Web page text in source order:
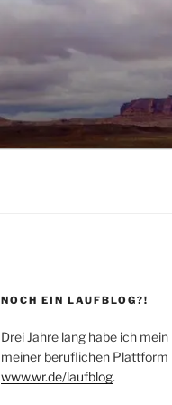
NOCH EIN LAUFBLOG?!
Drei Jahre lang habe ich
meiner beruflichen Plattform
www.wr.de/laufblog.